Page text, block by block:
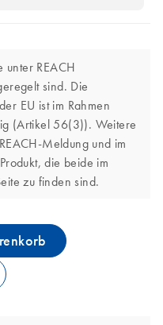
unter REACH
sind. Die
EU ist im Rahmen
(Artikel 56(3)). Weitere
Meldung und im
die beide im
zu finden sind.